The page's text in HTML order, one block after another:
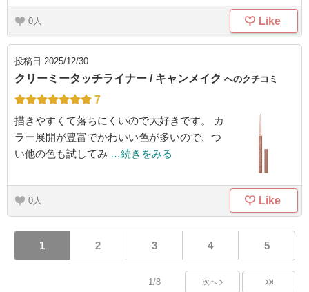
0 Like
投稿日 2025/12/30
クリーミータッチライナー / キャンメイク へのクチコミ
7
描きやすくて落ちにくいので大好きです。 カ
ラー展開が豊富でかわいい色が多いので、つ
い他の色も試してみ …続きをみる
0 Like
1 2 3 4 5
1/8 次へ